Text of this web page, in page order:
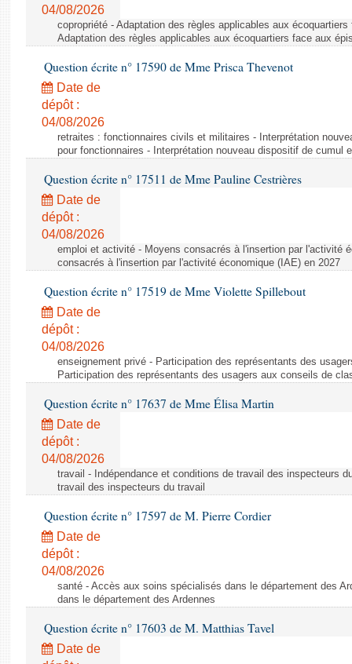
04/08/2026
copropriété - Adaptation des règles applicables aux
Adaptation des règles applicables aux écoquartiers face aux
Question écrite n° 17590 de Mme Prisca Thevenot
Date de
dépôt :
04/08/2026
retraites : fonctionnaires civils et militaires - Interprétation
pour fonctionnaires - Interprétation nouveau dispositif de cumul
Question écrite n° 17511 de Mme Pauline Cestrières
Date de
dépôt :
04/08/2026
emploi et activité - Moyens consacrés à l'insertion par l'activité
consacrés à l'insertion par l'activité économique (IAE) en 2027
Question écrite n° 17519 de Mme Violette Spillebout
Date de
dépôt :
04/08/2026
enseignement privé - Participation des représentants des
Participation des représentants des usagers aux conseils de
Question écrite n° 17637 de Mme Élisa Martin
Date de
dépôt :
04/08/2026
travail - Indépendance et conditions de travail des inspecteurs
travail des inspecteurs du travail
Question écrite n° 17597 de M. Pierre Cordier
Date de
dépôt :
04/08/2026
santé - Accès aux soins spécialisés dans le département des
dans le département des Ardennes
Question écrite n° 17603 de M. Matthias Tavel
Date de